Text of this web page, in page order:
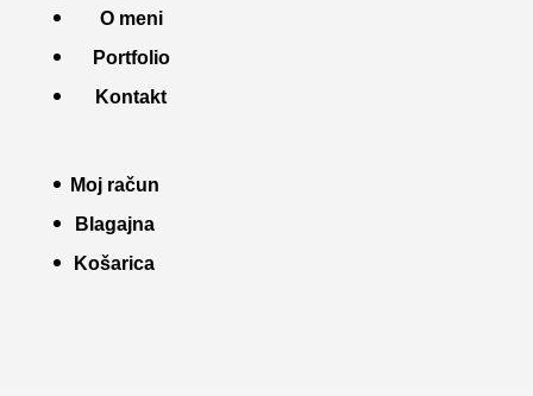
O meni
Portfolio
Kontakt
Moj račun
Blagajna
Košarica